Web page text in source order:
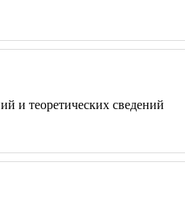
и теоретических сведений